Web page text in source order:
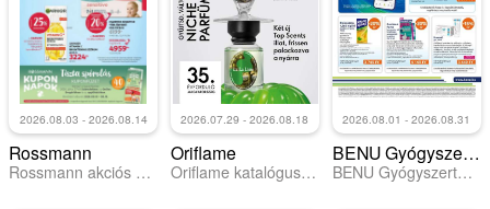
2026.08.03 - 2026.08.14
Rossmann
Rossmann akciós újság
2026.07.29 - 2026.08.18
Oriflame
Oriflame katalógus 2026/11
2026.08.01 - 2026.08.31
BENU Gyógyszertárak
BENU Gyógyszertárak akciós újság